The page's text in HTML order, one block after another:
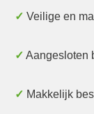
✓ Veilige en
✓ Aangesloten
✓ Makkelijk